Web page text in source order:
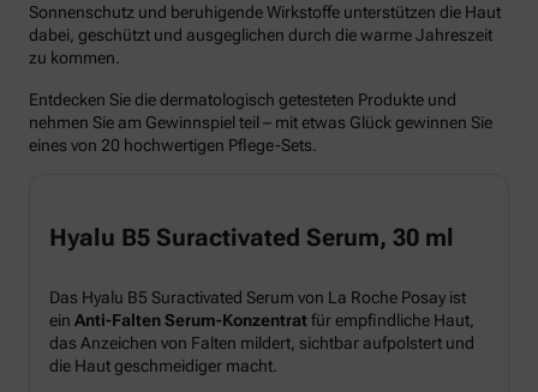
Sonnenschutz und beruhigende Wirkstoffe unterstützen die Haut
dabei, geschützt und ausgeglichen durch die warme Jahreszeit
zu kommen.
Entdecken Sie die dermatologisch getesteten Produkte und
nehmen Sie am Gewinnspiel teil – mit etwas Glück gewinnen Sie
eines von 20 hochwertigen Pflege-Sets.
Hyalu B5 Suractivated Serum, 30 ml
Das Hyalu B5 Suractivated Serum von La Roche Posay ist
ein Anti-Falten Serum-Konzentratfür empfindliche Haut,
das Anzeichen von Falten mildert, sichtbar aufpolstert und
die Haut geschmeidiger macht.